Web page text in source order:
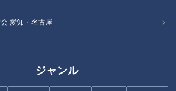
愛知・名古屋
ジャンル
をリポ
ュン♡名古屋港水族館の「GW
にオススメ！人気の生きものラ